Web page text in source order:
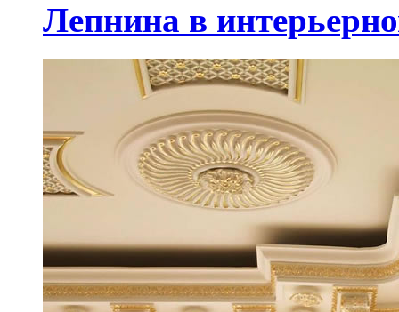
Лепнина в